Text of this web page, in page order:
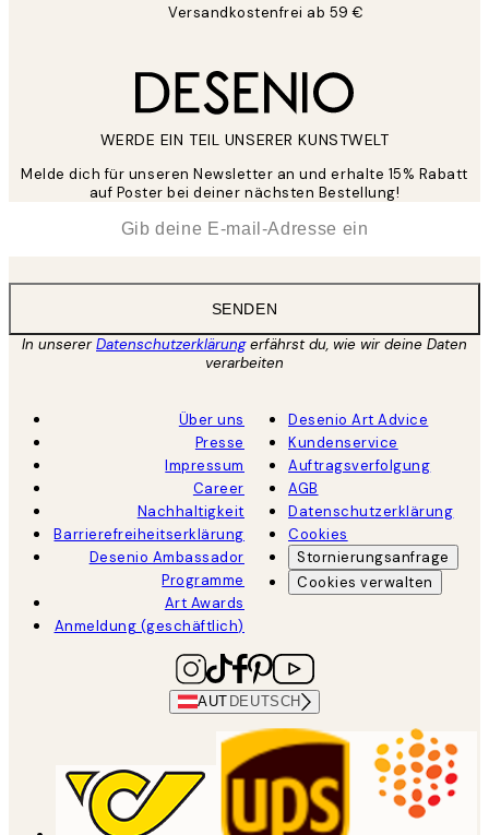
Versandkostenfrei ab 59 €
WERDE EIN TEIL UNSERER KUNSTWELT
Melde dich für unseren Newsletter an und erhalte 15% Rabatt
auf Poster bei deiner nächsten Bestellung!
SENDEN
In unsererDatenschutzerklärungerfährst du, wie wir deine Daten
verarbeiten
Über uns
Presse
Impressum
Career
Nachhaltigkeit
Barrierefreiheitserklärung
Desenio Ambassador
Programme
Art Awards
Anmeldung (geschäftlich)
Desenio Art Advice
Kundenservice
Auftragsverfolgung
AGB
Datenschutzerklärung
Cookies
Stornierungsanfrage
Cookies verwalten
AUT DEUTSCH